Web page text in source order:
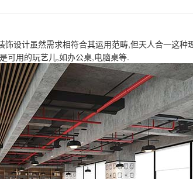
设计虽然需求相符合其运用范畴,但天人合一这种
可用的玩艺儿,如办公桌,电脑桌等.